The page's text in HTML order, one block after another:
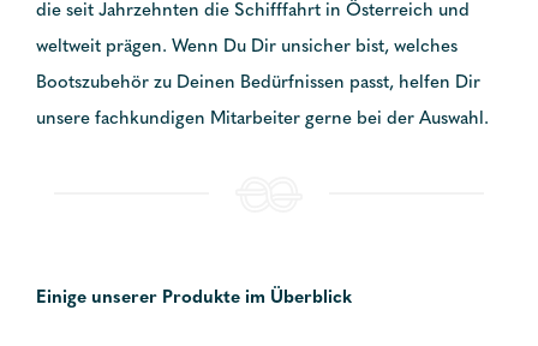
die seit Jahrzehnten die Schifffahrt in Österreich und
weltweit prägen. Wenn Du Dir unsicher bist, welches
Bootszubehör zu Deinen Bedürfnissen passt, helfen Dir
unsere fachkundigen Mitarbeiter gerne bei der Auswahl.
Einige unserer Produkte im Überblick